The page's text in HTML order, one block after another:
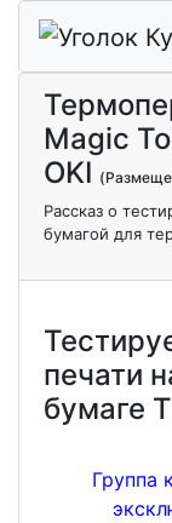
Magic
OKI
Рассказ о
бумагой для
печати
бумаге
Группа